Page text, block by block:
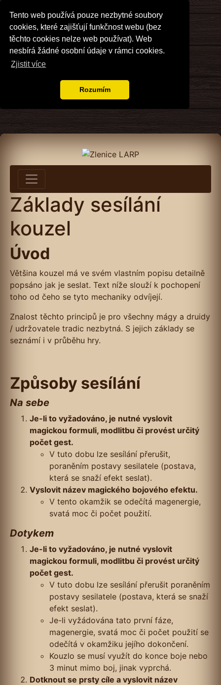
Tento web používá pouze nezbytné soubory
cookies, které zajišťují funkčnost webu (bez
těchto cookies nelze web používat). Web
nesbírá žádné osobní údaje v rámci cookies.
Zjistit více
Rozumím
Základy sesílání
kouzel
Úvod
Většina kouzel má ve svém vlastním popisu detailně
popsáno jak je seslat. Text níže slouží k pochopení
toho od čeho se tyto mechaniky odvíjejí.
Znalost těchto principů je pro všechny mágy a druidy
/ udržovatele tradic nezbytná. S jejich základy se
seznámí i v průběhu hry.
Způsoby sesílání
Na sebe
Je-li to vyžadováno, je nutné vyslovit
magickou formuli, modlitbu či provést určitý
počet gest.
V tuto dobu lze sesílání přerušit,
poraněním postavy sesilatele (postava,
která se snaží efekt seslat).
Vyslovit název magického bojového efektu.
V tento okamžik se odečítá magenergie,
svatá moc či počet použití.
Dotykem
Je-li to vyžadováno, je nutné vyslovit
magickou formuli, modlitbu či provést určitý
počet gest.
V tuto dobu lze sesílání přerušit poraněním
postavy sesilatele (postava, která se snaží
efekt seslat).
Je-li vyžádována tato první fáze,
magenergie, svatá moc či počet použití se
odečítá v okamžiku jejího dokončení.
Kouzlo se musí využít do konce boje nebo
3 minut mimo boj, jinak vyprchá.
Dotknout se prsty cíle a vyslovit název